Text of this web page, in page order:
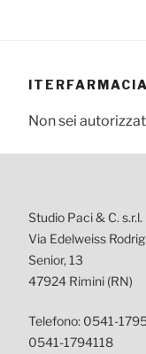
Non sei
Studio Paci & C. s.r.l.
Via Edelweiss
Senior, 13
47924 Rimini (RN)
Telefono: 0541-
0541-1794118